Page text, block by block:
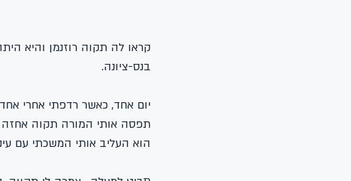
קראו לה תקוה רוזנמן והיא
בנס-ציונה.
יום אחד, כאשר רדפתי אחרי
תפסה אותי המורה תקוה אחזה
הוא העליב אותי המשכתי עם